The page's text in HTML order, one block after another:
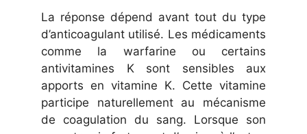
La réponse dépend avant tout du type
d’anticoagulant utilisé. Les médicaments
comme la warfarine ou certains
antivitamines K sont sensibles aux
apports en vitamine K. Cette vitamine
participe naturellement au mécanisme
de coagulation du sang. Lorsque son